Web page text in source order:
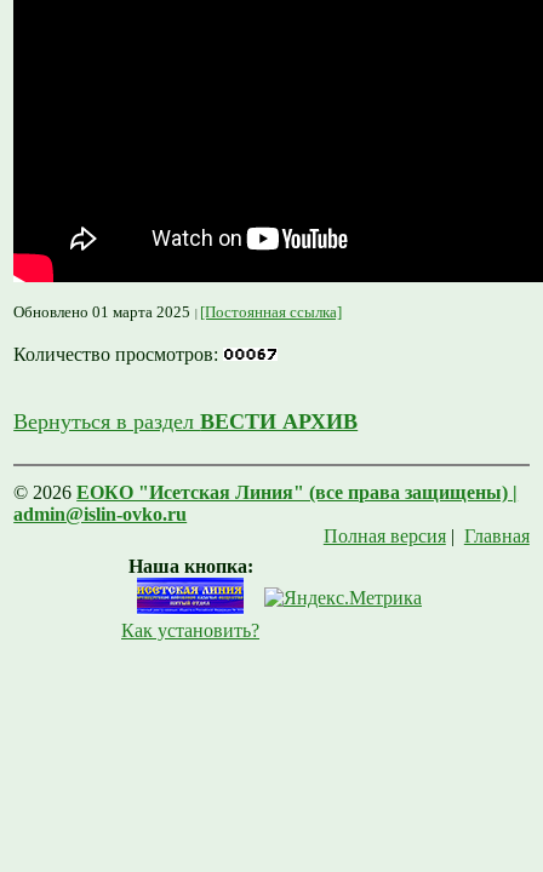
Обновлено 01 марта 2025 [Постоянная ссылка]
Количество просмотров:
Вернуться в разделВЕСТИ АРХИВ
© 2026ЕОКО "Исетская Линия" (все права защищены) |
admin@islin-ovko.ru
Полная версия| Главная
Наша кнопка:
Как установить?